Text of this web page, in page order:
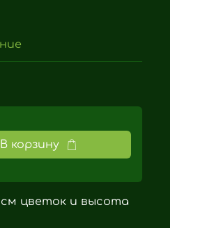
В корзину
цветок и высота